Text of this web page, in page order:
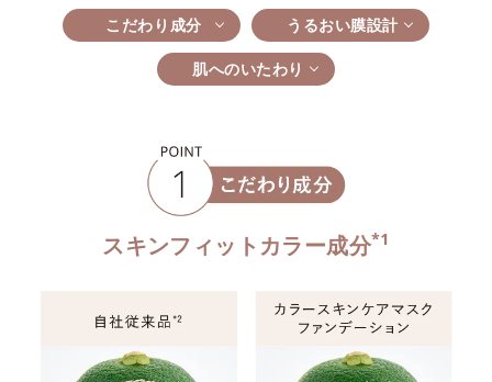
こだわり成分 うるおい膜設計
肌へのいたわり
スキンフィットカラー成分*1